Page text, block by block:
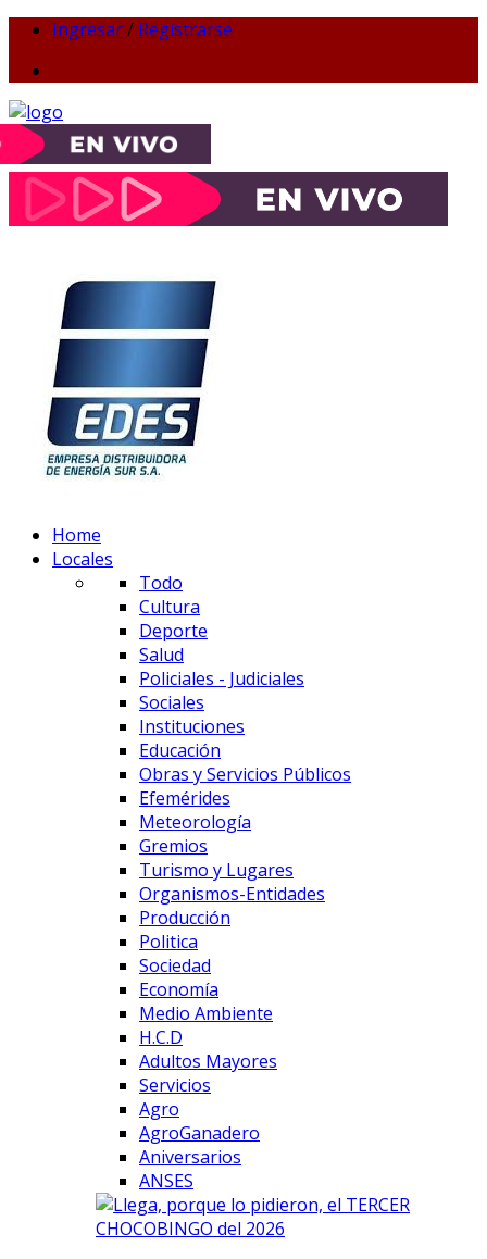
Ingresar/ Registrarse
Home
Locales
Todo
Cultura
Deporte
Salud
Policiales - Judiciales
Sociales
Instituciones
Educación
Obras y Servicios Públicos
Efemérides
Meteorología
Gremios
Turismo y Lugares
Organismos-Entidades
Producción
Politica
Sociedad
Economía
Medio Ambiente
H.C.D
Adultos Mayores
Servicios
Agro
AgroGanadero
Aniversarios
ANSES